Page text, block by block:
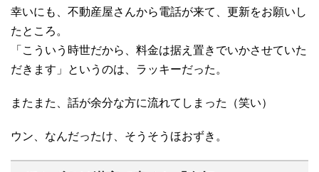
幸いにも、不動産屋さんから電話が来て、更新をお願いし
たところ。
「こういう時世だから、料金は据え置きでいかさせていた
だきます」というのは、ラッキーだった。
またまた、話が余分な方に流れてしまった（笑い）
ウン、なんだったけ、そうそうほおずき。